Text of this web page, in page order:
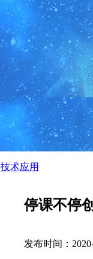
技术应用
停课不停
发布时间：